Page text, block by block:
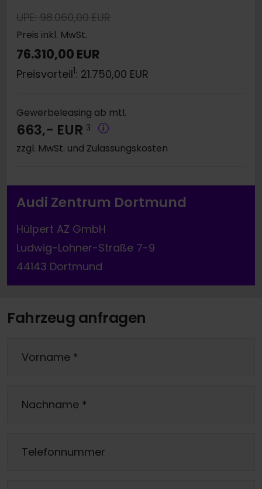
UPE: 98.060,00 EUR
Preis inkl. MwSt.
76.310,00 EUR
Preisvorteil1: 21.750,00 EUR
Gewerbeleasing ab mtl.
663,- EUR 3
zzgl. MwSt. und Zulassungskosten
Audi Zentrum Dortmund
Hülpert AZ GmbH
Ludwig-Lohner-Straße 7-9
44143 Dortmund
Fahrzeug anfragen
Vorname *
Nachname *
Telefonnummer